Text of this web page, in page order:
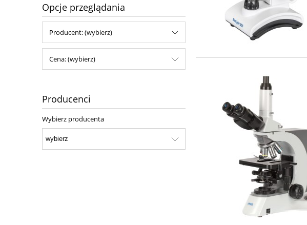
Opcje przeglądania
Producent: (wybierz)
Cena: (wybierz)
Producenci
Wybierz producenta